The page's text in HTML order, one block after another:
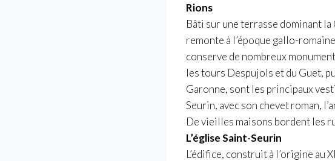
Rions
Bâti sur une terrasse dominant
remonte à l’époque gallo-
conserve de nombreux
les tours Despujols et du Guet,
Garonne, sont les principaux
Seurin, avec son chevet roman,
De vieilles maisons bordent les
L’église Saint-Seurin
L’édifice, construit à l’origine au